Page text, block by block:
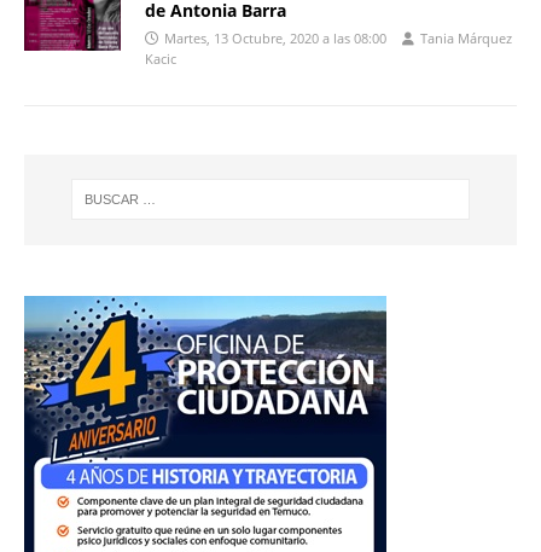
de Antonia Barra
Martes, 13 Octubre, 2020 a las 08:00
Tania Márquez
Kacic